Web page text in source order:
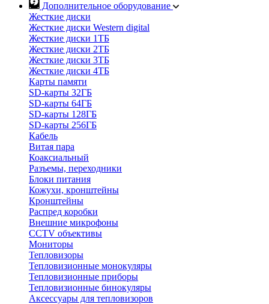
Дополнительное оборудование
Жесткие диски
Жесткие диски Western digital
Жесткие диски 1ТБ
Жесткие диски 2ТБ
Жесткие диски 3ТБ
Жесткие диски 4ТБ
Карты памяти
SD-карты 32ГБ
SD-карты 64ГБ
SD-карты 128ГБ
SD-карты 256ГБ
Кабель
Витая пара
Коаксиальный
Разъемы, переходники
Блоки питания
Кожухи, кронштейны
Кронштейны
Распред коробки
Внешние микрофоны
CCTV объективы
Мониторы
Тепловизоры
Тепловизионные монокуляры
Тепловизионные приборы
Тепловизионные бинокуляры
Аксессуары для тепловизоров